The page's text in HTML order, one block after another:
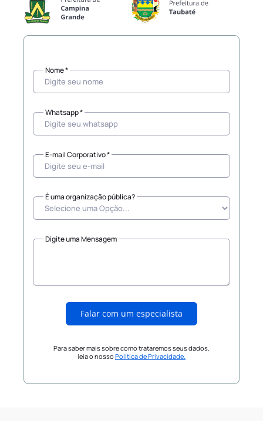
Nome *
Whatsapp *
E-mail Corporativo *
É uma organização pública?
Digite uma Mensagem
Falar com um especialista
Para saber mais sobre como trataremos seus dados,
leia o nosso Política de Privacidade.